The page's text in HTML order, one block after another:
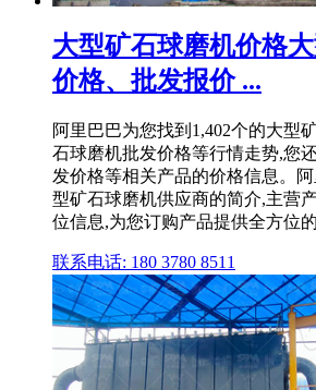
大型矿石球磨机价格
价格、批发报价 ...
阿里巴巴为您找到1,402个的大型
石球磨机批发价格等行情走势,您
发价格等相关产品的价格信息。
型矿石球磨机供应商的简介,主营
位信息,为您订购产品提供全方位
联系电话: 180 3780 8511